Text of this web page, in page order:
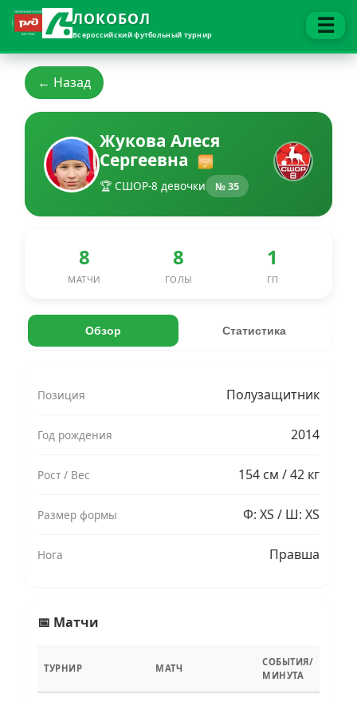
ЛОКОБОЛ
Всероссийский футбольный турнир ☰
← Назад
Жукова Алеся
Сергеевна
🏆 СШОР-8 девочки № 35
8
МАТЧИ
8
ГОЛЫ
1
ГП
Обзор Статистика
Позиция Полузащитник
Год рождения 2014
Рост / Вес 154 см / 42 кг
Размер формы Ф: XS / Ш: XS
Нога Правша
📅 Матчи
ТУРНИР МАТЧ
СОБЫТИЯ/
МИНУТА